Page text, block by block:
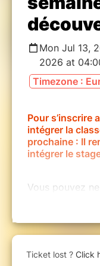
Mon Jul 13,
2026 at
Timezone :
Pour s’inscrire
intégrer la
prochaine : Il
intégrer le
Vous pouvez
l'acheteur
informations
fois le
ma
de réservation